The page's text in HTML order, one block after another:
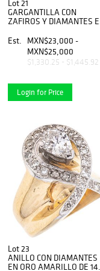
Lot 21
GARGANTILLA CON
ZAFIROS Y DIAMANTES
Zafiros corte marquise y
pera ~1.10 ct y diamantes
distintos cortes ~0.80ct
Est.
MXN$23,000 -
MXN$25,000
$1,330.25 - $1,445.92
Login for Price
Lot 23
ANILLO CON DIAMANTES
EN ORO AMARILLO DE